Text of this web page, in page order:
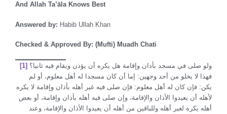
And Allah Ta’āla Knows Best
Answered by: Habib Ullah Khan
Checked & Approved By: (Mufti) Muadh Chati
[1] ولو صلى في مسجد بأذان وإقامة هل يكره أن يؤذن ويقام فيه ثانيا؟
فهذا لا يخلو من أحد وجهين: إما أن كان مسجدا له أهل معلوم، أو لم
يكن: فإن كان له أهل معلوم: فإن صلى فيه غير أهله بأذان وإقامة لا يكره
لأهله أن يعيدوا الأذان والإقامة، وإن صلى فيه أهله بأذان وإقامة، أو بعض
أهله يكره لغير أهله وللباقين من أهله أن يعيدوا الأذان والإقامة، وعند